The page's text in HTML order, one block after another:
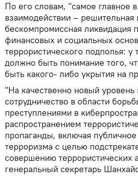
По его словам, "самое главное
взаимодействии – решительная
бескомпромиссная ликвидация
финансовых и социальных
террористического подполья: у
должно быть понимание того,
быть какого- либо укрытия на
"На качественно новый уровень
сотрудничество в области
преступлениями в
распространением
пропаганды, включая
терроризма с целью
совершению террористических
генеральный секретарь